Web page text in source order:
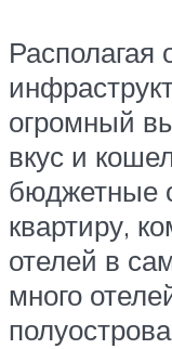
Располагая
огромный
вкус и
бюджетные
квартиру,
отелей в
много